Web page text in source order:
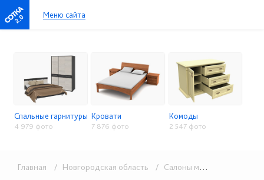
2.0 Меню сайта
Спальные гарнитуры
4 979 фото
Кровати
7 876 фото
Комоды
2 547 фото
Главная / Новгородская область / Салоны мебели